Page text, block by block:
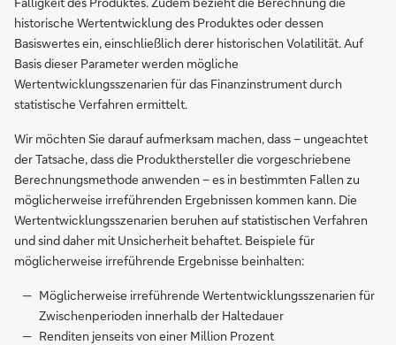
historische Wertentwicklung des Produktes oder dessen
Basiswertes ein, einschließlich derer historischen Volatilität. Auf
Basis dieser Parameter werden mögliche
Wertentwicklungsszenarien für das Finanzinstrument durch
statistische Verfahren ermittelt.
Wir möchten Sie darauf aufmerksam machen, dass – ungeachtet
der Tatsache, dass die Produkthersteller die vorgeschriebene
Berechnungsmethode anwenden – es in bestimmten Fallen zu
möglicherweise irreführenden Ergebnissen kommen kann. Die
Wertentwicklungsszenarien beruhen auf statistischen Verfahren
und sind daher mit Unsicherheit behaftet. Beispiele für
möglicherweise irreführende Ergebnisse beinhalten:
Möglicherweise irreführende Wertentwicklungsszenarien für
Zwischenperioden innerhalb der Haltedauer
Renditen jenseits von einer Million Prozent